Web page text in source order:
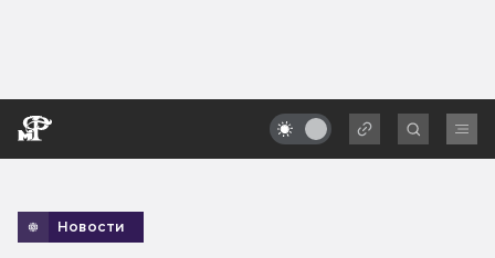
Новости